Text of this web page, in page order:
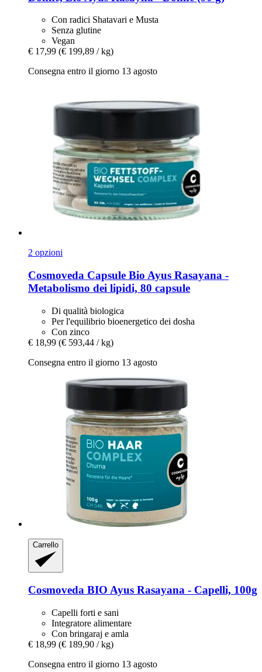
Con radici Shatavari e Musta
Senza glutine
Vegan
€ 17,99 (€ 199,89 / kg)
Consegna entro il giorno 13 agosto
2 opzioni
Cosmoveda Capsule Bio Ayus Rasayana -​
Metabolismo dei lipidi, 80 capsule
Di qualità biologica
Per l'equilibrio bioenergetico dei dosha
Con zinco
€ 18,99 (€ 593,44 / kg)
Consegna entro il giorno 13 agosto
Carrello
Cosmoveda BIO Ayus Rasayana -​ Capelli, 100g
Capelli forti e sani
Integratore alimentare
Con bringaraj e amla
€ 18,99 (€ 189,90 / kg)
Consegna entro il giorno 13 agosto